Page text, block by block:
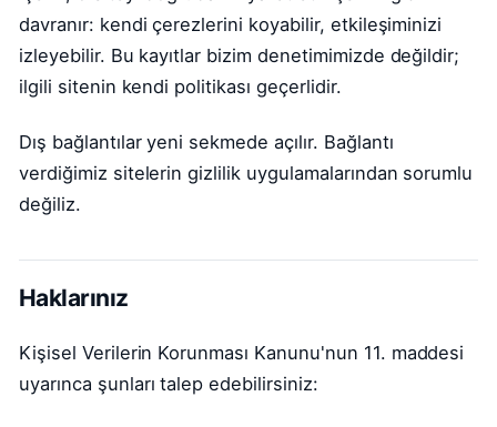
davranır: kendi çerezlerini koyabilir, etkileşiminizi
izleyebilir. Bu kayıtlar bizim denetimimizde değildir;
ilgili sitenin kendi politikası geçerlidir.
Dış bağlantılar yeni sekmede açılır. Bağlantı
verdiğimiz sitelerin gizlilik uygulamalarından sorumlu
değiliz.
Haklarınız
Kişisel Verilerin Korunması Kanunu'nun 11. maddesi
uyarınca şunları talep edebilirsiniz: